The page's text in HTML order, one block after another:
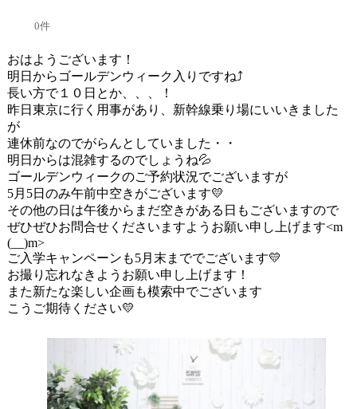
0件
おはようございます！
明日からゴールデンウィーク入りですね⤴
長い方で１０日とか、、、！
昨日東京に行く用事があり、新幹線乗り場にいいきました
が
連休前なのでがらんとしていました・・
明日からは混雑するのでしょうね💦
ゴールデンウィークのご予約状況でございますが
5月5日のみ午前中空きがございます💛
その他の日は午後からまだ空きがある日もございますので
ぜひぜひお問合せくださいますようお願い申し上げます<m
(__)m>
ご入学キャンペーンも5月末まででございます💛
お撮り忘れなきようお願い申し上げます！
また新たな楽しい企画も模索中でございます
こうご期待ください💛